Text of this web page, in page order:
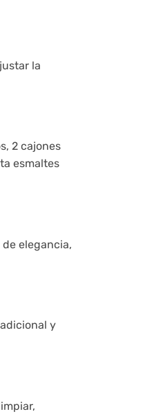
la
2 cajones
esmaltes
elegancia,
y